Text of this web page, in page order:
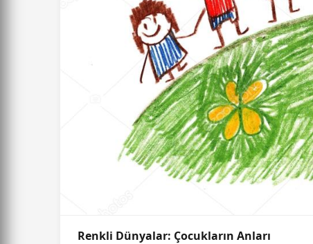
Renkli Dünyalar: Çocukların Anları